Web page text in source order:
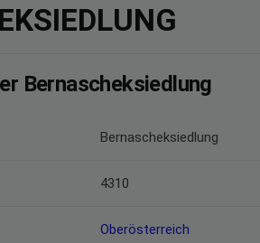
Bernascheksiedlung
Bernascheksiedlung
4310
Oberösterreich